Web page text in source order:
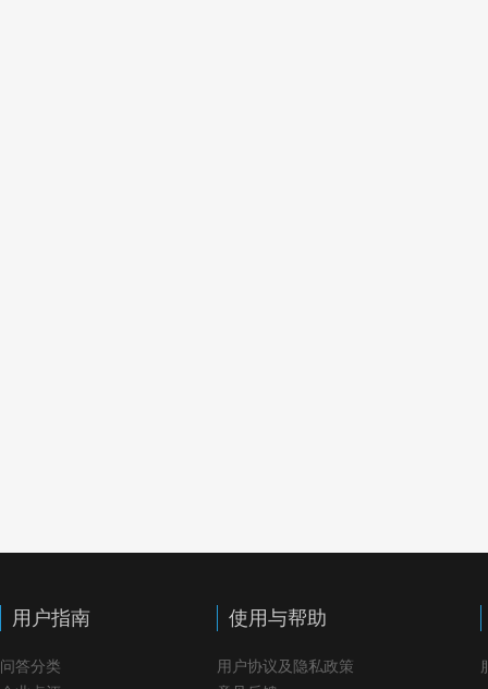
用户指南
问答分类
使用与帮助
用户协议及隐私政策